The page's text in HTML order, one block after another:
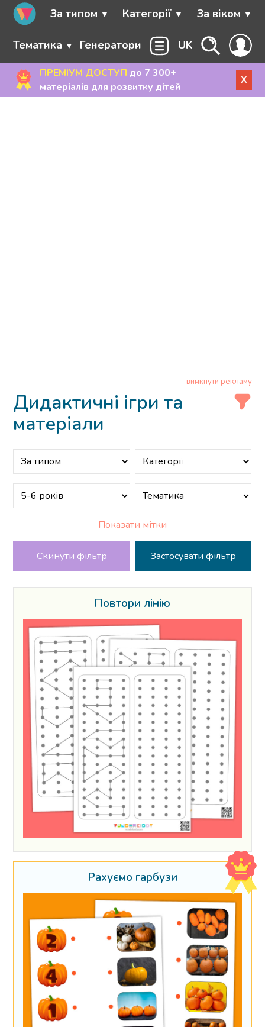
За типом Категорії За віком
Тематика Генератори UK
ПРЕМІУМ ДОСТУП до 7 300+
матеріалів для розвитку дітей
X
вимкнути рекламу
Дидактичні ігри та
матеріали
Показати мітки
Скинути фільтр
Повтори лінію
Рахуємо гарбузи